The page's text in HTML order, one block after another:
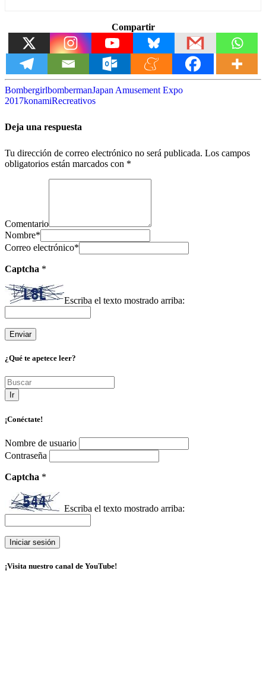
Compartir
BombergirlbombermanJapan Amusement Expo
2017konamiRecreativos
Deja una respuesta
Tu dirección de correo electrónico no será publicada. Los campos
obligatorios están marcados con *
Comentario
Nombre*
Correo electrónico*
Captcha *
Escriba el texto mostrado arriba:
¿Qué te apetece leer?
Ir
¡Conéctate!
Nombre de usuario
Contraseña
Captcha *
Escriba el texto mostrado arriba:
¡Visita nuestro canal de YouTube!